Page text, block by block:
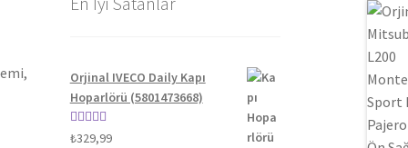
Orjinal IVECO Daily Kapı
Hoparlörü (5801473668)
5 üzerinden
₺329,99